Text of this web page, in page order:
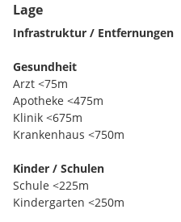
Freistellplätze, Garagenplätze
Rendite bei Vermietung ca. 3,9
1,1 %
3,5 % Grunderwerbsteuer
1,5 % Kaufvertragserrichtung
Lage
Infrastruktur / Entfernungen
Gesundheit
Arzt <75m
Apotheke <475m
Klinik <675m
Krankenhaus <750m
Kinder / Schulen
Schule <225m
Kindergarten <250m